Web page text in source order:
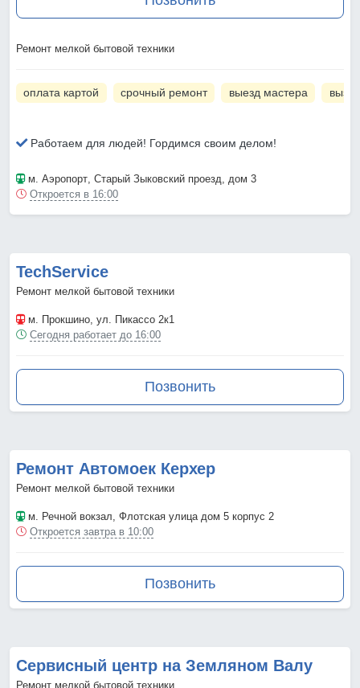
Ремонт мелкой бытовой техники
оплата картой срочный ремонт выезд мастера
Работаем для людей! Гордимся своим делом!
м. Аэропорт , Старый Зыковский проезд, дом 3
Откроется в 16:00
TechService
Ремонт мелкой бытовой техники
м. Прокшино , ул. Пикассо 2к1
Сегодня работает до 16:00
Позвонить
Ремонт Автомоек Керхер
Ремонт мелкой бытовой техники
м. Речной вокзал , Флотская улица дом 5 корпус 2
Откроется завтра в 10:00
Позвонить
Сервисный центр на Земляном Валу
Ремонт мелкой бытовой техники